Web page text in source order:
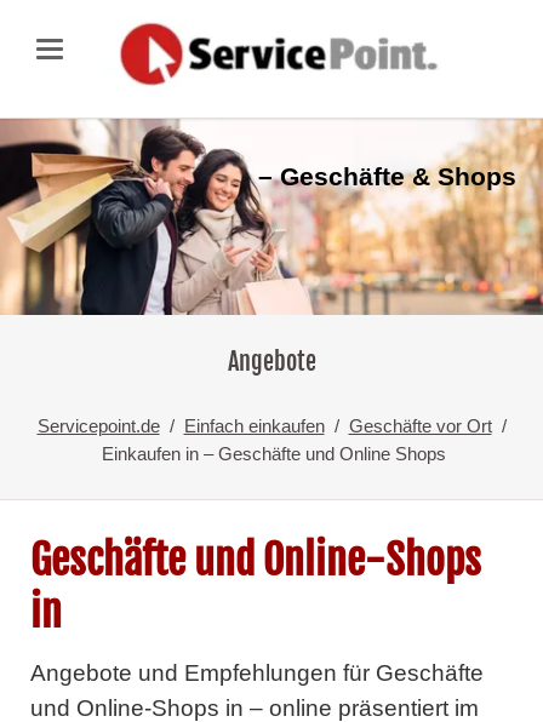
– Geschäfte & Shops
Angebote
Servicepoint.de Einfach einkaufen
Geschäfte vor Ort
Einkaufen in – Geschäfte und Online Shops
Geschäfte und Online-Shops
in
Angebote und Empfehlungen für Geschäfte
und Online-Shops in – online präsentiert im